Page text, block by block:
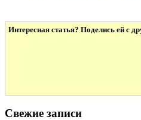
Интересная статья? Поделись ей с
Свежие записи